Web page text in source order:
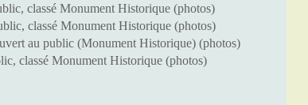
classé Monument Historique (photos)
classé Monument Historique (photos)
au public (Monument Historique) (photos)
classé Monument Historique (photos)